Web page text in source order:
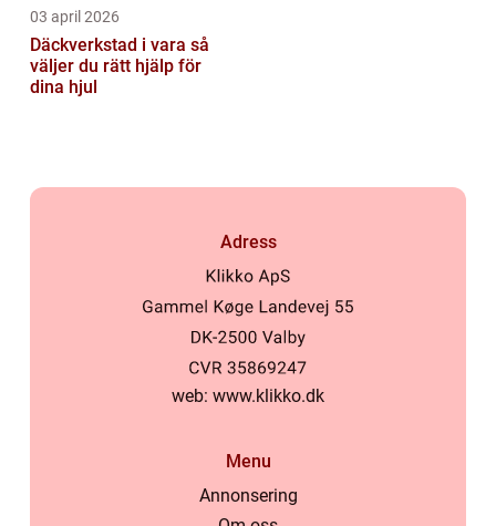
03 april 2026
Däckverkstad i vara så
väljer du rätt hjälp för
dina hjul
Adress
web: www.klikko.dk
Menu
Annonsering